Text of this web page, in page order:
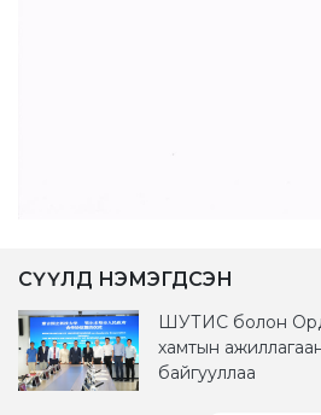
СҮҮЛД НЭМЭГДСЭН
ШУТИС болон
хамтын
байгууллаа